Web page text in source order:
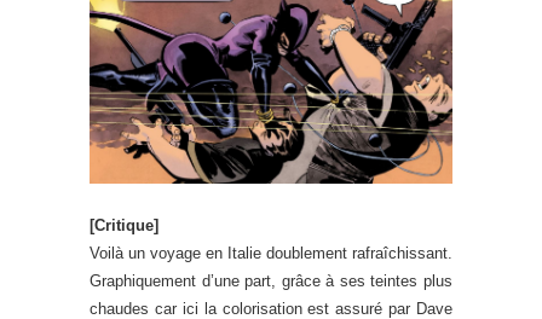
[Critique]
Voilà un voyage en Italie doublement rafraîchissant.
Graphiquement d’une part, grâce à ses teintes plus
chaudes car ici la colorisation est assuré par Dave